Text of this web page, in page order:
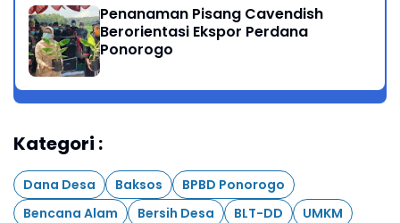
Penanaman Pisang Cavendish
Berorientasi Ekspor Perdana
Ponorogo
Kategori :
Dana Desa Baksos
BPBD Ponorogo
Bencana Alam
Bersih Desa BLT-DD
UMKM